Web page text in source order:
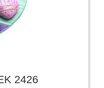
2426